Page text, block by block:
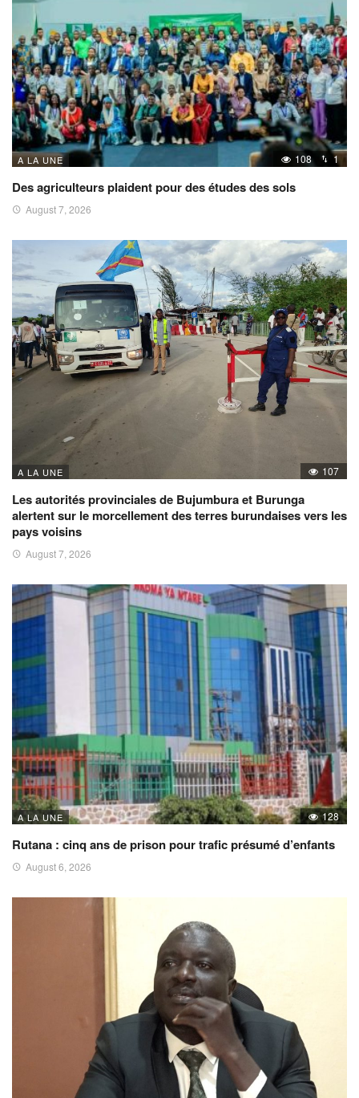
A LA UNE 108 1
Des agriculteurs plaident pour des études des sols
August 7, 2026
A LA UNE 107
Les autorités provinciales de Bujumbura et Burunga
alertent sur le morcellement des terres burundaises vers les
pays voisins
August 7, 2026
A LA UNE 128
Rutana : cinq ans de prison pour trafic présumé d’enfants
August 6, 2026